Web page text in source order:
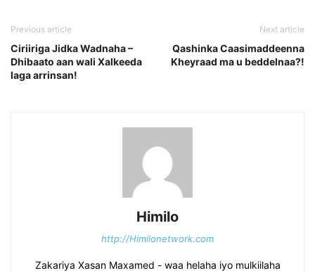
Previous article
Ciriiriga Jidka Wadnaha –
Dhibaato aan wali Xalkeeda
laga arrinsan!
Next article
Qashinka Caasimaddeenna
Kheyraad ma u beddelnaa?!
Himilo
http://Himilonetwork.com
Zakariya Xasan Maxamed - waa helaha iyo mulkiilaha